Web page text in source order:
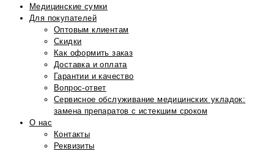
Медицинские сумки
Для покупателей
Оптовым клиентам
Скидки
Как оформить заказ
Доставка и оплата
Гарантии и качество
Вопрос-ответ
Сервисное обслуживание медицинских укладок:
замена препаратов с истекшим сроком
О нас
Контакты
Реквизиты